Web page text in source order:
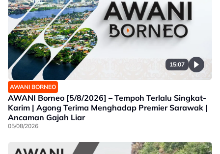
15:07
AWANI BORNEO
AWANI Borneo [5/8/2026] – Tempoh Terlalu Singkat-
Karim | Agong Terima Menghadap Premier Sarawak |
Ancaman Gajah Liar
05/08/2026